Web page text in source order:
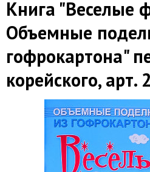
Книга "Веселые
Объемные
гофрокартона"
корейского, арт.